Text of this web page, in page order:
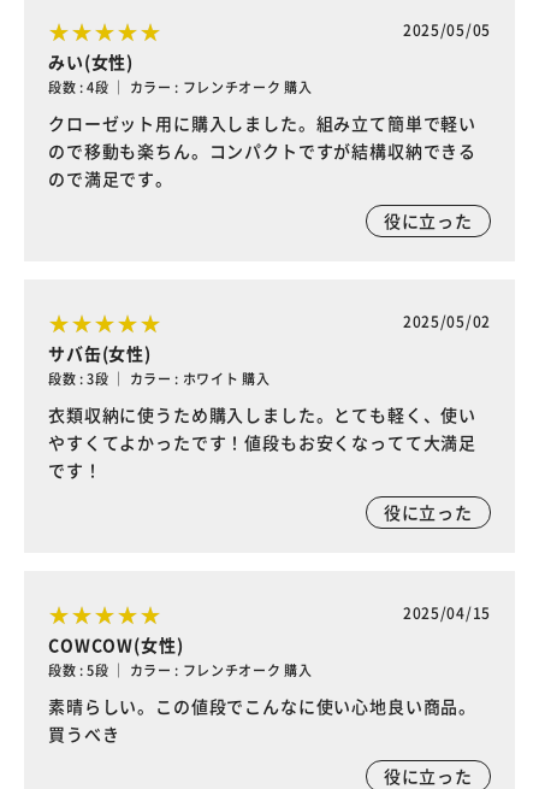
2025/05/05
みい(女性)
段数 : 4段 ｜ カラー : フレンチオーク 購入
クローゼット用に購入しました。組み立て簡単で軽い
ので移動も楽ちん。コンパクトですが結構収納できる
ので満足です。
役に立った
2025/05/02
サバ缶(女性)
段数 : 3段 ｜ カラー : ホワイト 購入
衣類収納に使うため購入しました。とても軽く、使い
やすくてよかったです！値段もお安くなってて大満足
です！
役に立った
2025/04/15
COWCOW(女性)
段数 : 5段 ｜ カラー : フレンチオーク 購入
素晴らしい。この値段でこんなに使い心地良い商品。
買うべき
役に立った